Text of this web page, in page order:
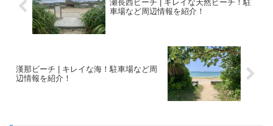
瀬長西ビーチ | キレイな天然ビーチ！駐
車場など周辺情報を紹介！
漢那ビーチ | キレイな海！駐車場など周
辺情報を紹介！